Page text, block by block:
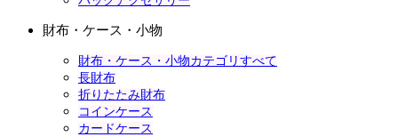
財布・ケース・小物
財布・ケース・小物カテゴリすべて
長財布
折りたたみ財布
コインケース
カードケース